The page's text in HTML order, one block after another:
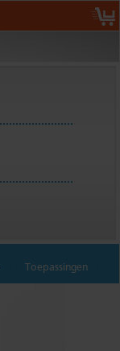
Toepassingen